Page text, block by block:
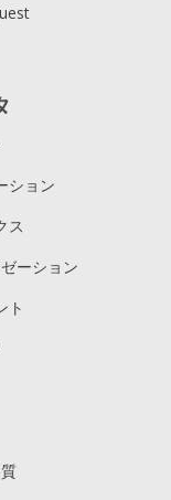
ション
ス
ーション
ト